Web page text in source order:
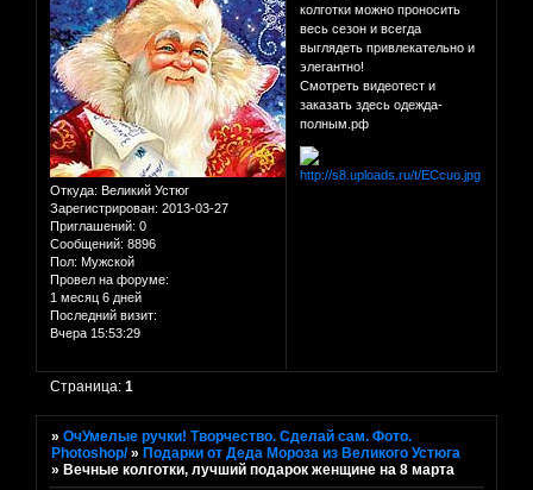
Откуда: Великий Устюг
Зарегистрирован: 2013-03-27
Приглашений: 0
Сообщений: 8896
Пол: Мужской
Провел на форуме:
1 месяц 6 дней
Последний визит:
Вчера 15:53:29
колготки можно проносить
весь сезон и всегда
выглядеть привлекательно и
элегантно!
Смотреть видеотест и
заказать здесь одежда-
полным.рф
Страница:1
»ОчУмелые ручки! Творчество. Сделай сам. Фото.
Photoshop/ »Подарки от Деда Мороза из Великого Устюга
»Вечные колготки, лучший подарок женщине на 8 марта